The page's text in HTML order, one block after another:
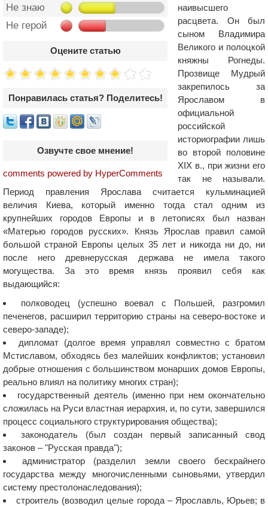
Не знаю
Не герой
Оцените статью
Понравилась статья? Поделитесь!
Озвучте свое мнение!
comments powered by HyperComments
наивысшего
расцвета. Он был
сыном Владимира
Великого и полоцкой
княжны Рогнеды.
Прозвище Мудрый
закрепилось за
Ярославом в
официальной
российской
историографии лишь
во второй половине
ХІХ в., при жизни его
так не называли.
Период правления Ярослава считается кульминацией
величия Киева, который именно тогда стал одним из
крупнейших городов Европы и в летописях был назван
«Матерью городов русских». Князь Ярослав правил самой
большой страной Европы целых 35 лет и никогда ни до, ни
после него древнерусская держава не имела такого
могущества. За это время князь проявил себя как
выдающийся:
полководец (успешно воевал с Польшей, разгромил
печенегов, расширил территорию страны на северо-востоке и
северо-западе);
дипломат (долгое время управлял совместно с братом
Мстиславом, обходясь без малейших конфликтов; установил
добрые отношения с большинством монарших домов Европы,
реально влиял на политику многих стран);
государственный деятель (именно при нем окончательно
сложилась на Руси властная иерархия, и, по сути, завершился
процесс социального структурирования общества);
законодатель (был создан первый записанный свод
законов – "Русская правда");
администратор (разделил земли своего бескрайнего
государства между многочисленными сыновьями, утвердил
систему престолонаследования);
строитель (возводил целые города – Ярославль, Юрьев; в